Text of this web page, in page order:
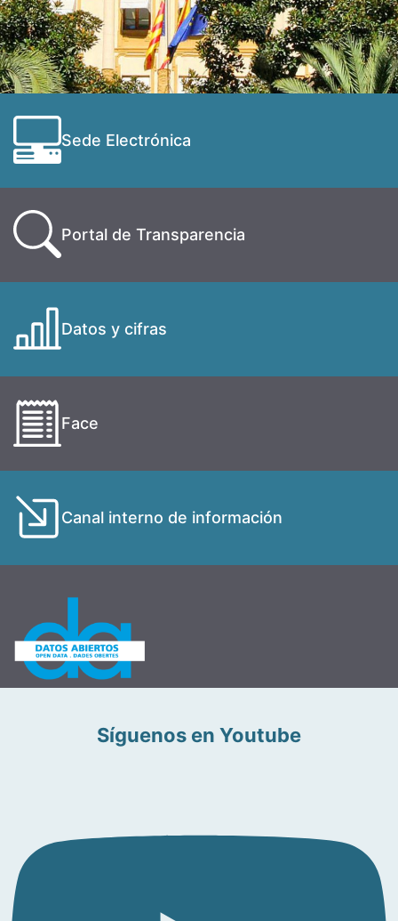
Sede Electrónica
Portal de Transparencia
Datos y cifras
Face
Canal interno de información
Síguenos en Youtube